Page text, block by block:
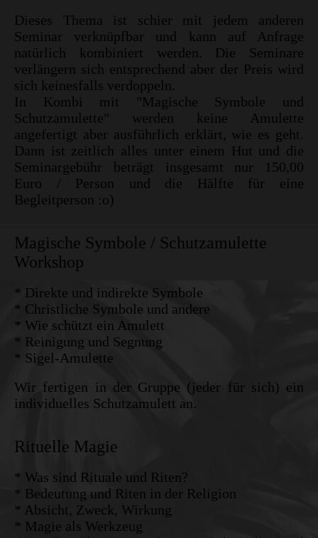
Dieses Thema ist schier mit jedem anderen
Seminar verknüpfbar und kann auf Anfrage
natürlich kombiniert werden. Die Seminare
verlängern sich entsprechend aber der Preis wird
sich keinesfalls verdoppeln.
In Kombi mit "Magische Symbole und
Schutzamulette" werden keine Amulette
angefertigt aber ausführlich erklärt, wie es geht.
Dann ist zeitlich alles unter einem Hut und die
Seminargebühr beträgt insgesamt nur 150,00
Euro / Person und die Hälfte für eine
Begleitperson :o)
Magische Symbole / Schutzamulette
Workshop
* Direkte und indirekte Symbole
* Christliche Symbole und andere
* Wie schützt ein Amulett
* Reinigung und Segnung
* Sigel-Amulette
Wir fertigen in der Gruppe (jeder für sich) ein
individuelles Schutzamulett an.
Rituelle Magie
* Was sind Rituale und Riten?
* Bedeutung und Riten in der Religion
* Absicht, Zweck, Wirkung
* Magie als Werkzeug